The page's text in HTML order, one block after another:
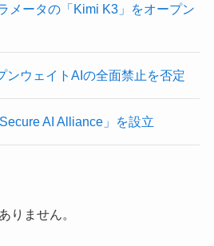
メータの「Kimi K3」をオープン
ンウェイトAIの全面禁止を否定
AI Alliance」を設立
りません。